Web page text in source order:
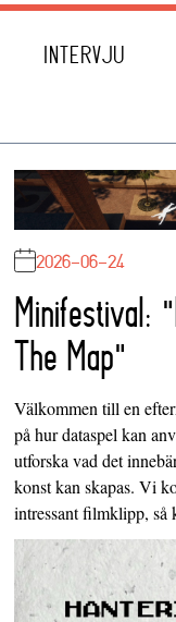
INTERVJU
2026-06-24
Minifestival:
The Map"
Välkommen till en
på hur dataspel kan
utforska vad det
konst kan skapas. Vi
intressant filmklipp,